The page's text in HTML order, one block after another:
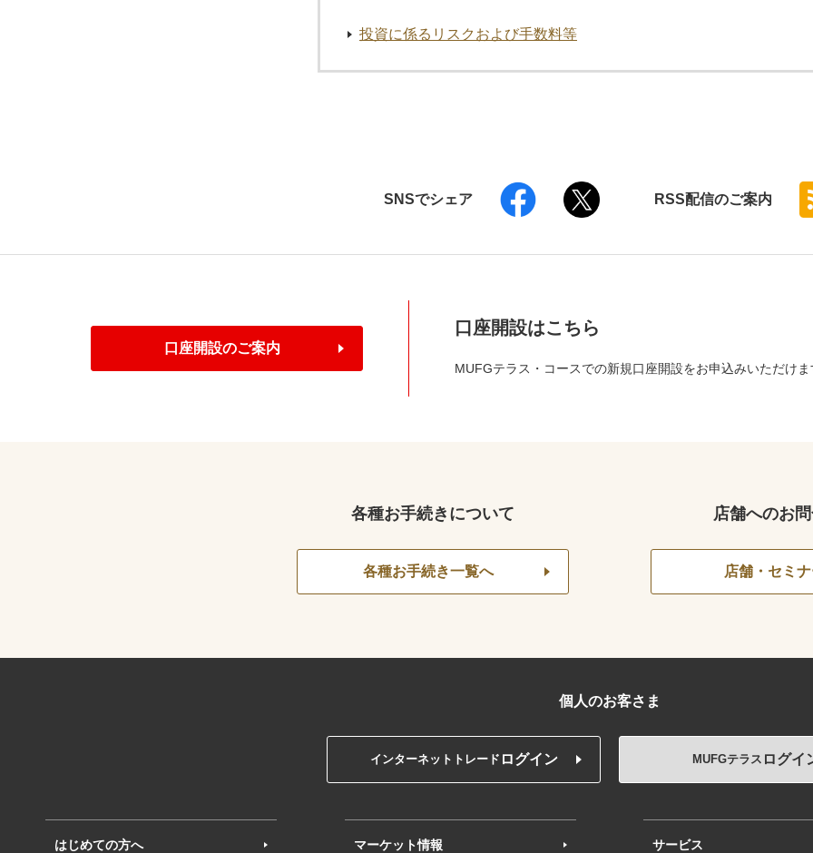
投資に係るリスクおよび手数料等
SNSでシェア RSS配信のご案内
口座開設のご案内
口座開設はこちら
MUFGテラス・コースでの新規口座開設をお申込みいただけま
各種お手続きについて
各種お手続き一覧へ
店舗へのお
店舗・セミ
個人のお客さま
インターネットトレード ログイン MUFGテラス ログイ
はじめての方へ マーケット情報 サービス